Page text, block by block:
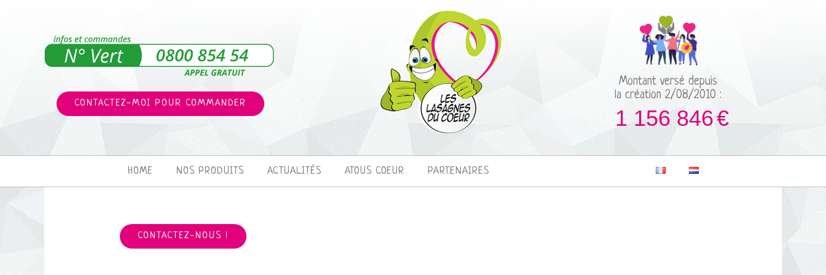
CONTACTEZ-MOI POUR COMMANDER
Montant versé depuis
la création 2/08/2010 :
1 156 846€
HOME NOS PRODUITS ACTUALITÉS ATOUS COEUR PARTENAIRES
CONTACTEZ-NOUS !